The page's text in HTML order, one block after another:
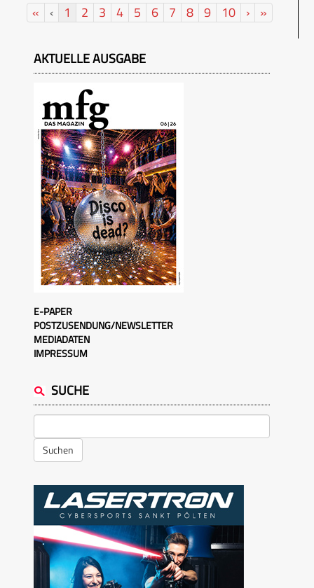
« ‹ 1 2 3 4 5 6 7 8 9 10 › »
AKTUELLE AUSGABE
E-PAPER
POSTZUSENDUNG/NEWSLETTER
MEDIADATEN
IMPRESSUM
SUCHE
Suchen